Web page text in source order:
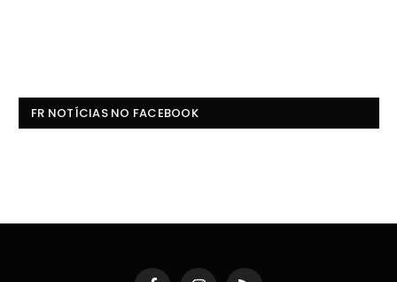
FR NOTÍCIAS NO FACEBOOK